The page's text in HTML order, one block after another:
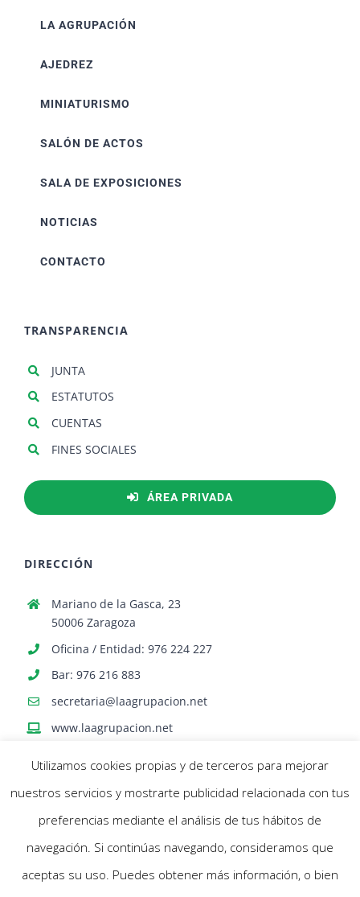
LA AGRUPACIÓN
AJEDREZ
MINIATURISMO
SALÓN DE ACTOS
SALA DE EXPOSICIONES
NOTICIAS
CONTACTO
TRANSPARENCIA
JUNTA
ESTATUTOS
CUENTAS
FINES SOCIALES
ÁREA PRIVADA
DIRECCIÓN
Mariano de la Gasca, 23
50006 Zaragoza
Oficina / Entidad: 976 224 227
Bar: 976 216 883
secretaria@laagrupacion.net
www.laagrupacion.net
© Agrupación Artística Aragonesa | Todos los derechos reservados |
Política Cookies- Aviso Legal |Diseño web Netymedia
Utilizamos cookies propias y de terceros para mejorar
nuestros servicios y mostrarte publicidad relacionada con tus
preferencias mediante el análisis de tus hábitos de
navegación. Si continúas navegando, consideramos que
aceptas su uso. Puedes obtener más información, o bien